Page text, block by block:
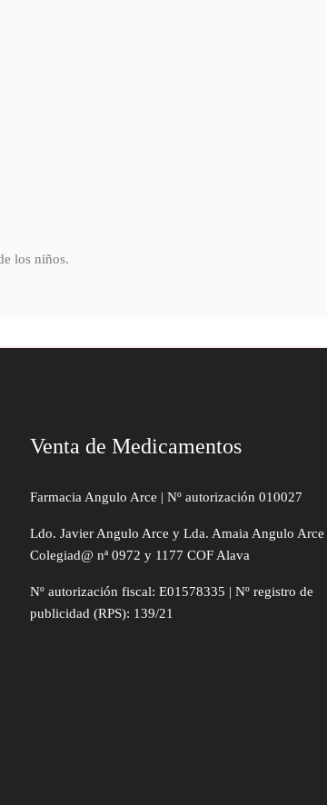
los niños.
Venta de Medicamentos
Farmacia Angulo Arce | Nº autorización 010027
Ldo. Javier Angulo Arce y Lda. Amaia Angulo Arce
Colegiad@ nª 0972 y 1177 COF Alava
Nº autorización fiscal: E01578335 | Nº registro de
publicidad (RPS): 139/21